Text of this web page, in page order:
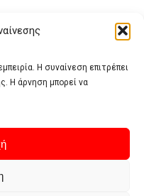
Η συναίνεση επιτρέπει
Η άρνηση μπορεί να
είναι το αντίθετο της